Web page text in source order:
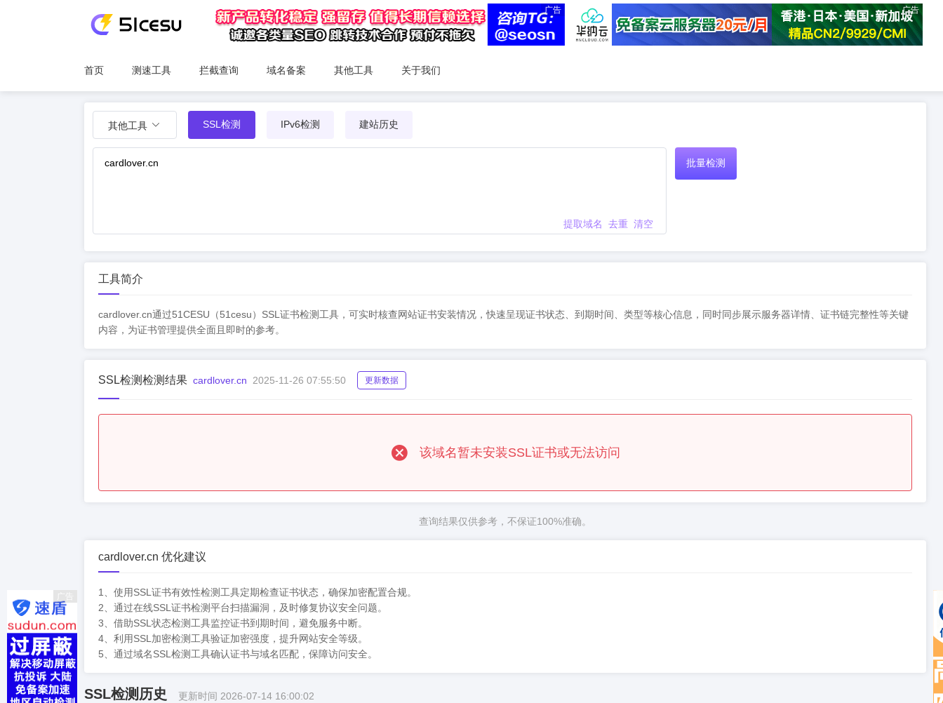
广告 广告
首页 测速工具 拦截查询 域名备案 其他工具 关于我们
其他工具 SSL检测 IPv6检测 建站历史
提取域名 去重 清空
批量检测
工具简介
cardlover.cn通过51CESU（51cesu）SSL证书检测工具，可实时核查网站证书安装情况，快速呈现证书状态、到期时间、类型等核心信息，同时同步展示服务器详情、证书链完整性等关键
内容，为证书管理提供全面且即时的参考。
SSL检测检测结果 cardlover.cn 2025-11-26 07:55:50 更新数据
该域名暂未安装SSL证书或无法访问
查询结果仅供参考，不保证100%准确。
cardlover.cn 优化建议
1、使用SSL证书有效性检测工具定期检查证书状态，确保加密配置合规。
2、通过在线SSL证书检测平台扫描漏洞，及时修复协议安全问题。
3、借助SSL状态检测工具监控证书到期时间，避免服务中断。
4、利用SSL加密检测工具验证加密强度，提升网站安全等级。
5、通过域名SSL检测工具确认证书与域名匹配，保障访问安全。
SSL检测历史 更新时间 2026-07-14 16:00:02
广告